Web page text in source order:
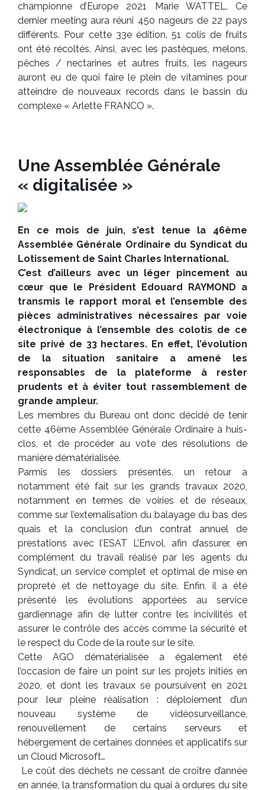
championne d’Europe 2021 Marie WATTEL. Ce
dernier meeting aura réuni 450 nageurs de 22 pays
différents. Pour cette 33e édition, 51 colis de fruits
ont été récoltés. Ainsi, avec les pastèques, melons,
pêches / nectarines et autres fruits, les nageurs
auront eu de quoi faire le plein de vitamines pour
atteindre de nouveaux records dans le bassin du
complexe « Arlette FRANCO ».
Une Assemblée Générale
« digitalisée »
En ce mois de juin, s’est tenue la 46ème
Assemblée Générale Ordinaire du Syndicat du
Lotissement de Saint Charles International.
C’est d’ailleurs avec un léger pincement au
cœur que le Président Edouard RAYMOND a
transmis le rapport moral et l’ensemble des
pièces administratives nécessaires par voie
électronique à l’ensemble des colotis de ce
site privé de 33 hectares. En effet, l’évolution
de la situation sanitaire a amené les
responsables de la plateforme à rester
prudents et à éviter tout rassemblement de
grande ampleur.
Les membres du Bureau ont donc décidé de tenir
cette 46ème Assemblée Générale Ordinaire à huis-
clos, et de procéder au vote des résolutions de
manière dématérialisée.
Parmis les dossiers présentés, un retour a
notamment été fait sur les grands travaux 2020,
notamment en termes de voiries et de réseaux,
comme sur l’externalisation du balayage du bas des
quais et la conclusion d’un contrat annuel de
prestations avec l’ESAT L’Envol, afin d’assurer, en
complément du travail réalisé par les agents du
Syndicat, un service complet et optimal de mise en
propreté et de nettoyage du site. Enfin, il a été
présenté les évolutions apportées au service
gardiennage afin de lutter contre les incivilités et
assurer le contrôle des accès comme la sécurité et
le respect du Code de la route sur le site.
Cette AGO dématérialisée a également été
l’occasion de faire un point sur les projets initiés en
2020, et dont les travaux se poursuivent en 2021
pour leur pleine réalisation : déploiement d’un
nouveau système de vidéosurveillance,
renouvellement de certains serveurs et
hébergement de certaines données et applicatifs sur
un Cloud Microsoft…
Le coût des déchets ne cessant de croître d’année
en année, la transformation du quai à ordures du site